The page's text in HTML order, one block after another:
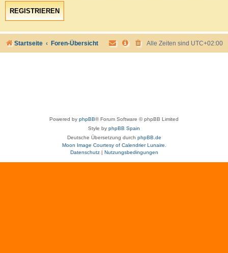
REGISTRIEREN
Startseite Foren-Übersicht Alle Zeiten sind UTC+02:00
Powered by phpBB® Forum Software © phpBB Limited
Style by phpBB Spain
Deutsche Übersetzung durch phpBB.de
Moon Image Courtesy of Calendrier Lunaire.
Datenschutz| Nutzungsbedingungen